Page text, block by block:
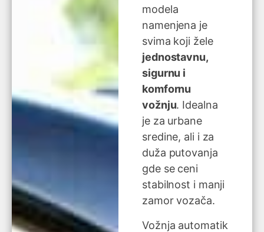
modela
namenjena je
svima koji žele
jednostavnu,
sigurnu i
komfornu
vožnju. Idealna
je za urbane
sredine, ali i za
duža putovanja
gde se ceni
stabilnost i manji
zamor vozača.
Vožnja automatik